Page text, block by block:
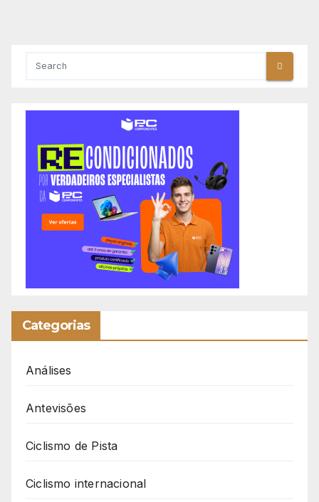
Categorias
Análises
Antevisões
Ciclismo de Pista
Ciclismo internacional